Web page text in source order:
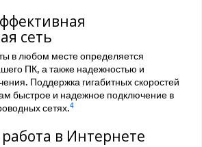
сеть
в любом месте определяется
ПК, а также надежностью и
Поддержка гигабитных скоростей
быстрое и надежное подключение в
сетях.4
в Интернете